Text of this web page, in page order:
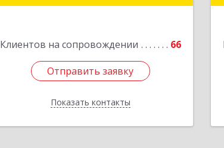
Клиентов на сопровождении 66
Отправить заявку
Показать контакты
Отправить заявку
Назад